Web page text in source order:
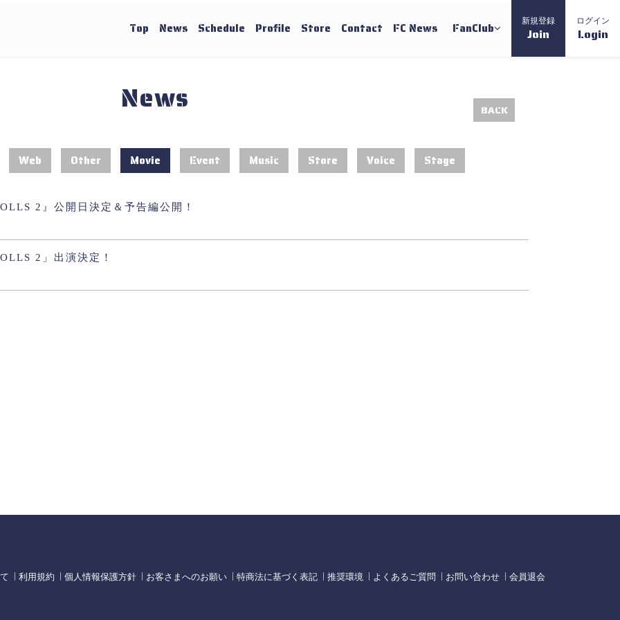
Top News Schedule Profile Store Contact FC News FanClub 新規登録
Join
ログイン
Login
News BACK
Web Other Movie Event Music Store Voice Stage
2』公開日決定＆予告編公開！
2」出演決定！
利用規約 個人情報保護方針 お客さまへのお願い 特商法に基づく表記 推奨環境 よくあるご質問 お問い合わせ 会員退会